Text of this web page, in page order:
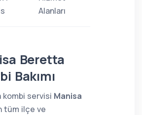
Alanları
Beretta
Bakımı
kombi servisi Manisa
tüm ilçe ve